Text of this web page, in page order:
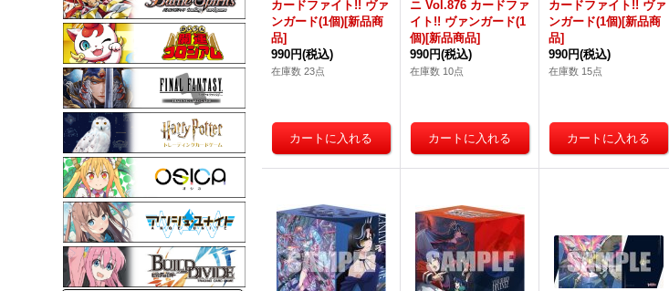
カードファイト!! ヴァ
ンガード(1個)[新品商
品]
990円(税込)
在庫数 23点
ニ Vol.876 カードファ
イト!! ヴァンガード(1
個)[新品商品]
990円(税込)
在庫数 10点
カードファイト!! ヴァ
ンガード(1個)[新品商
品]
990円(税込)
在庫数 15点